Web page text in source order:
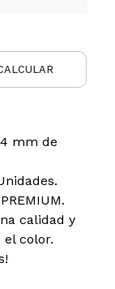
4 mm de
calidad y
color.